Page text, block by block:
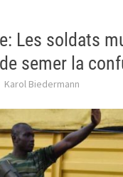
Les soldats
semer la
Karol Biedermann